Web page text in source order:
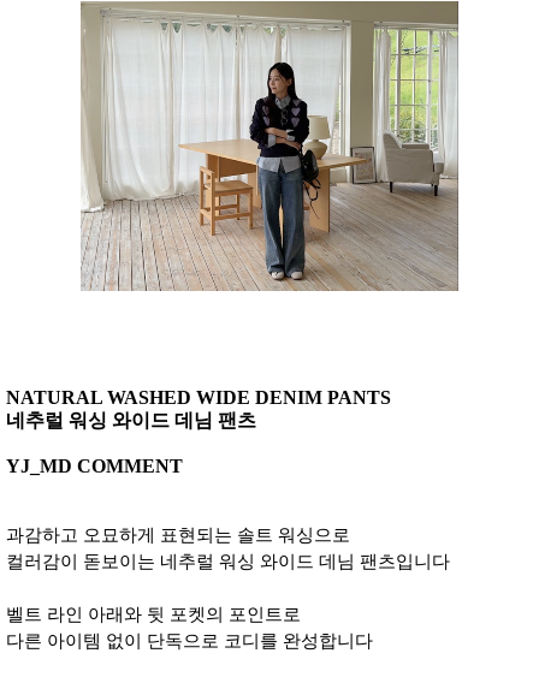
NATURAL WASHED WIDE DENIM PANTS
네추럴 워싱 와이드 데님 팬츠
YJ_MD COMMENT
과감하고 오묘하게 표현되는 솔트 워싱으로
컬러감이 돋보이는 네추럴 워싱 와이드 데님 팬츠입니다
벨트 라인 아래와 뒷 포켓의 포인트로
다른 아이템 없이 단독으로 코디를 완성합니다